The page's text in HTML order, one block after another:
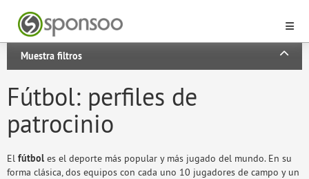
Muestra filtros
Fútbol: perfiles de
patrocinio
El fútbol es el deporte más popular y más jugado del mundo. En su
forma clásica, dos equipos con cada uno 10 jugadores de campo y un